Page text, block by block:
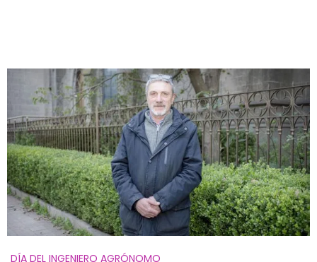
DÍA DEL INGENIERO AGRÓNOMO